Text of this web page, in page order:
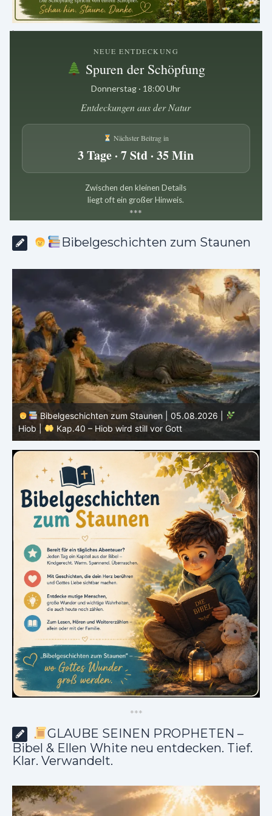
.
NEUE ENTDECKUNG
Spuren der Schöpfung
Donnerstag · 18:00 Uhr
Entdeckungen aus der Natur
Nächster Beitrag in
3 Tage · 7 Std · 35 Min
Zwischen den kleinen Details
liegt oft ein großer Hinweis.
***
Bibelgeschichten zum Staunen
Bibelgeschichten zum Staunen | 04.08.2026 |
Hiob |
Kap.39 – Gott zeigt Hiob die wilden Tiere
***
GLAUBE SEINEN PROPHETEN –
Bibel & Ellen White neu entdecken. Tief.
Klar. Verwandelt.